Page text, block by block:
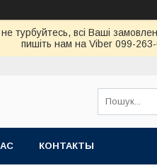
турбуйтесь, всi Вашi
пишiть нам на Viber 099-
КОНТАКТЫ